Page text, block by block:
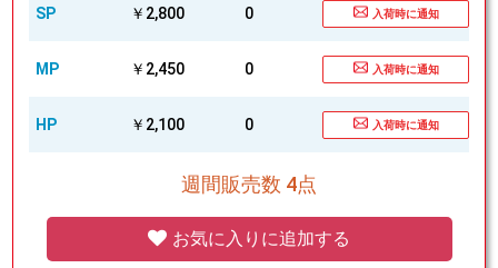
SP ￥2,800 0 入荷時に通知
MP ￥2,450 0 入荷時に通知
HP ￥2,100 0 入荷時に通知
週間販売数 4点
お気に入りに追加する